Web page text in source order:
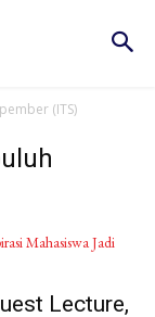
(ITS)
Lecture,